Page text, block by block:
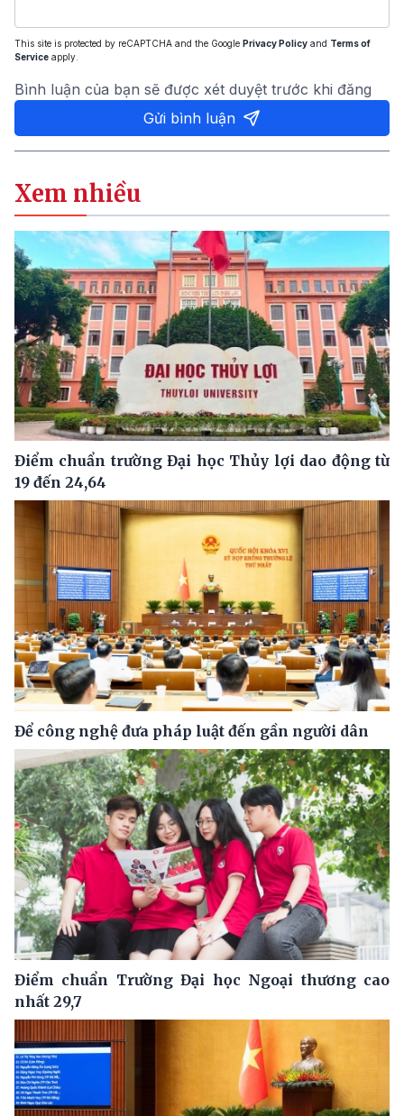
This site is protected by reCAPTCHA and the Google Privacy Policy and Terms of
Service apply.
Bình luận của bạn sẽ được xét duyệt trước khi đăng
Gửi bình luận
Xem nhiều
Điểm chuẩn trường Đại học Thủy lợi dao động từ
19 đến 24,64
Để công nghệ đưa pháp luật đến gần người dân
Điểm chuẩn Trường Đại học Ngoại thương cao
nhất 29,7